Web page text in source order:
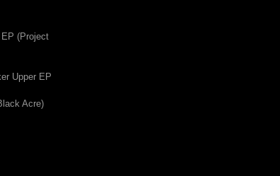
(Project
Upper EP
Acre)